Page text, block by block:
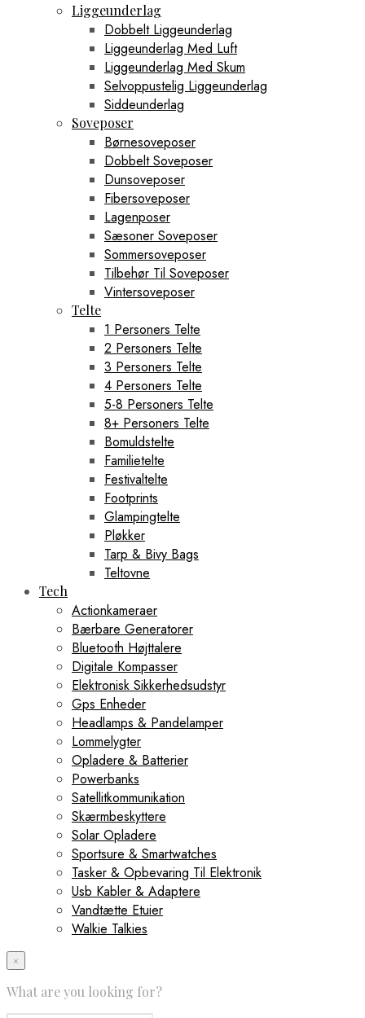
Liggeunderlag
Dobbelt Liggeunderlag
Liggeunderlag Med Luft
Liggeunderlag Med Skum
Selvoppustelig Liggeunderlag
Siddeunderlag
Soveposer
Børnesoveposer
Dobbelt Soveposer
Dunsoveposer
Fibersoveposer
Lagenposer
Sæsoner Soveposer
Sommersoveposer
Tilbehør Til Soveposer
Vintersoveposer
Telte
1 Personers Telte
2 Personers Telte
3 Personers Telte
4 Personers Telte
5-8 Personers Telte
8+ Personers Telte
Bomuldstelte
Familietelte
Festivaltelte
Footprints
Glampingtelte
Pløkker
Tarp & Bivy Bags
Teltovne
Tech
Actionkameraer
Bærbare Generatorer
Bluetooth Højttalere
Digitale Kompasser
Elektronisk Sikkerhedsudstyr
Gps Enheder
Headlamps & Pandelamper
Lommelygter
Opladere & Batterier
Powerbanks
Satellitkommunikation
Skærmbeskyttere
Solar Opladere
Sportsure & Smartwatches
Tasker & Opbevaring Til Elektronik
Usb Kabler & Adaptere
Vandtætte Etuier
Walkie Talkies
×
What are you looking for?